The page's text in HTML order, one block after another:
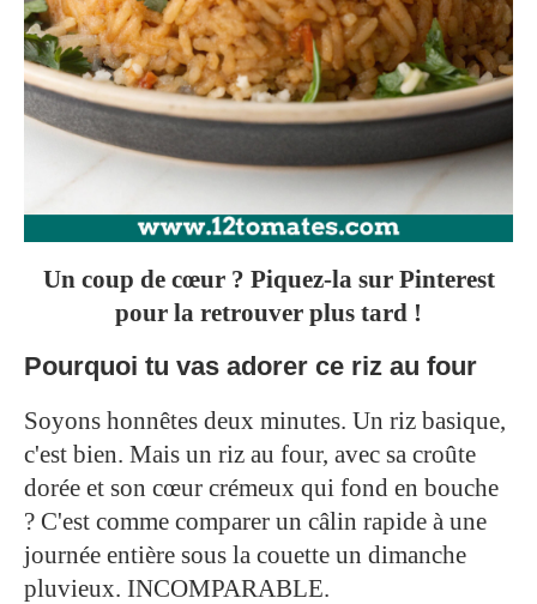
Un coup de cœur ? Piquez-la sur Pinterest
pour la retrouver plus tard !
Pourquoi tu vas adorer ce riz au four
Soyons honnêtes deux minutes. Un riz basique,
c'est bien. Mais un riz au four, avec sa croûte
dorée et son cœur crémeux qui fond en bouche
? C'est comme comparer un câlin rapide à une
journée entière sous la couette un dimanche
pluvieux. INCOMPARABLE.